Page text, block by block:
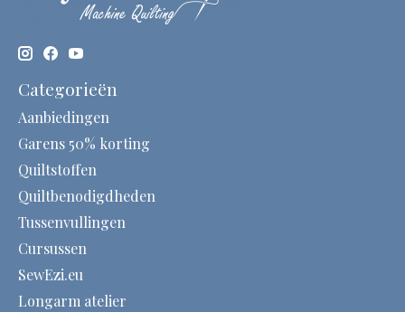
Categorieën
Aanbiedingen
Garens 50% korting
Quiltstoffen
Quiltbenodigdheden
Tussenvullingen
Cursussen
SewEzi.eu
Longarm atelier